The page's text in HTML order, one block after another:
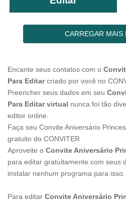
CARREGAR MAIS
Encante seus contatos com o
Para Editarcriado por você no
Preencher seus dados em seu
Para Editar virtual nunca foi tão
editor online.
Faça seu Convite Aniversário
gratuito do CONVITER
Aproveite o Convite Aniversário
para editar gratuitamente com seus
instalar nenhum programa para isso.
Para editar Convite Aniversário